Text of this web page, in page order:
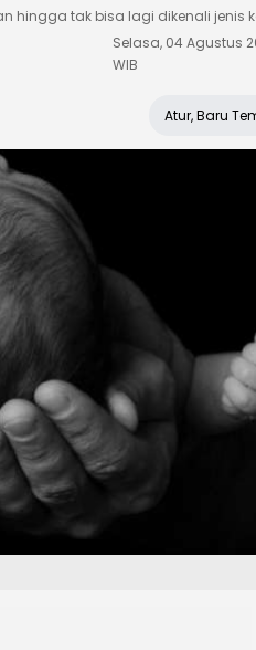
hingga tak bisa lagi dikenali jenis
Selasa, 04 Agustus
WIB
Atur, Baru